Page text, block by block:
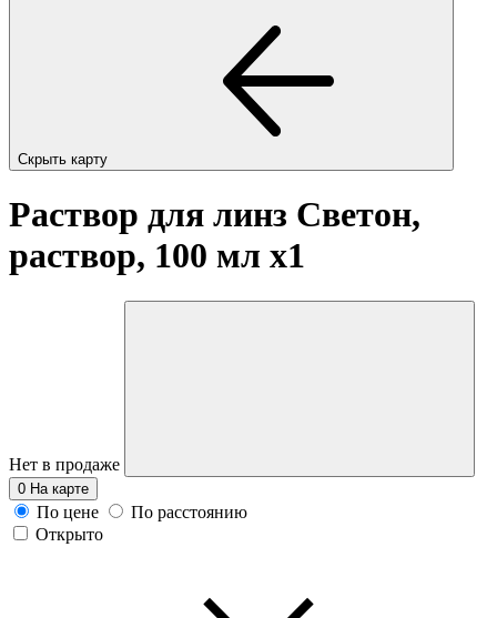
Скрыть карту
Раствор для линз Светон,
раствор, 100 мл x1
Нет в продаже
0 На карте
По цене
По расстоянию
Открыто